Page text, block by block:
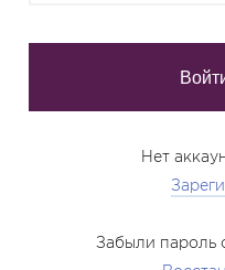
Нет
Забыли пароль